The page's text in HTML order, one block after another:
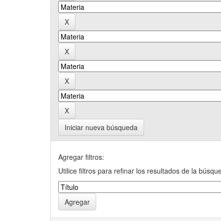
Iniciar nueva búsqueda
Agregar filtros:
Utilice filtros para refinar los resultados de la